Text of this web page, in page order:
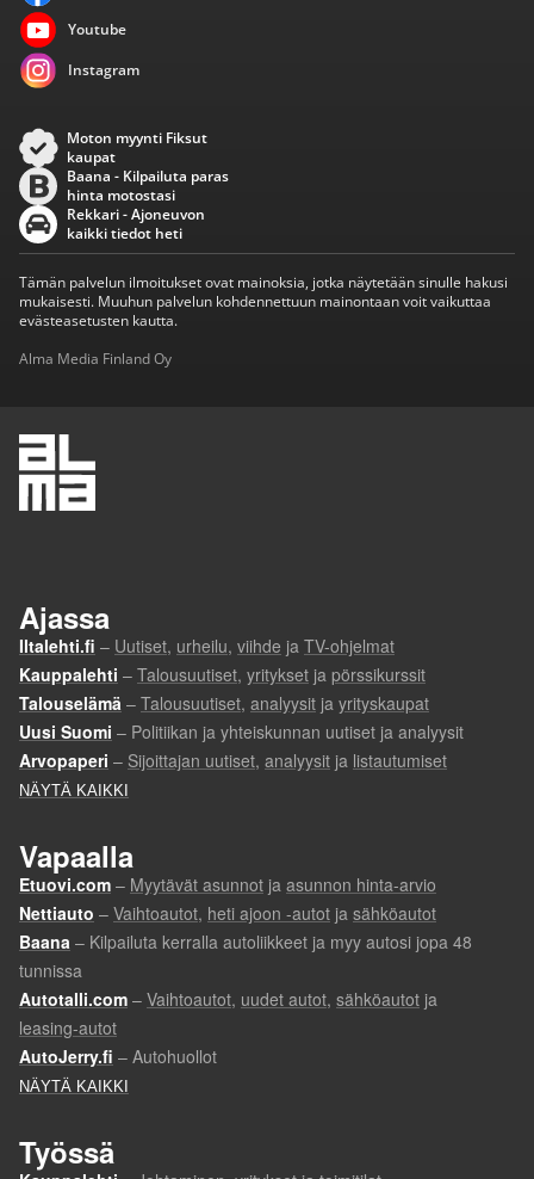
Youtube
Instagram
Moton myynti Fiksut
kaupat
Baana - Kilpailuta paras
hinta motostasi
Rekkari - Ajoneuvon
kaikki tiedot heti
Tämän palvelun ilmoitukset ovat mainoksia, jotka näytetään sinulle hakusi
mukaisesti. Muuhun palvelun kohdennettuun mainontaan voit vaikuttaa
evästeasetusten kautta.
Alma Media Finland Oy